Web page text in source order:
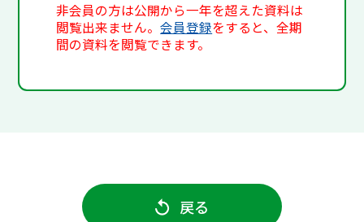
非会員の方は公開から一年を超えた資料は
閲覧出来ません。会員登録をすると、全期
間の資料を閲覧できます。
戻る